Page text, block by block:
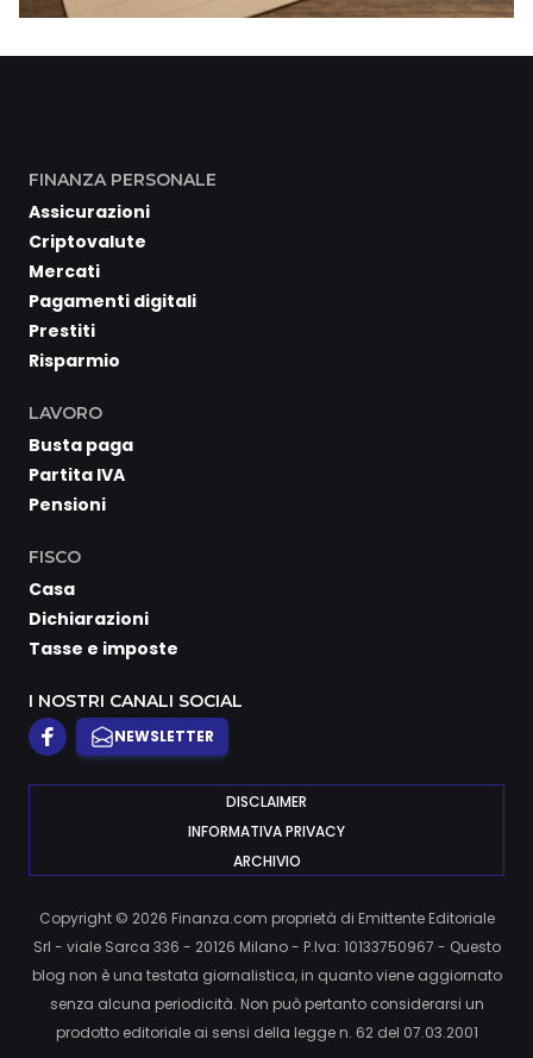
FINANZA PERSONALE
Assicurazioni
Criptovalute
Mercati
Pagamenti digitali
Prestiti
Risparmio
LAVORO
Busta paga
Partita IVA
Pensioni
FISCO
Casa
Dichiarazioni
Tasse e imposte
I NOSTRI CANALI SOCIAL
NEWSLETTER
DISCLAIMER
INFORMATIVA PRIVACY
ARCHIVIO
Copyright © 2026 Finanza.com proprietà di Emittente Editoriale
Srl - viale Sarca 336 - 20126 Milano - P.Iva: 10133750967 - Questo
blog non è una testata giornalistica, in quanto viene aggiornato
senza alcuna periodicità. Non può pertanto considerarsi un
prodotto editoriale ai sensi della legge n. 62 del 07.03.2001